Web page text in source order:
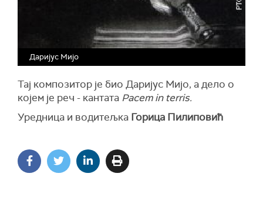
Даријус Мијо
Тај композитор је био Даријус Мијо, а дело о
којем је реч - кантата Pacem in terris.
Уредница и водитељка Горица Пилиповић